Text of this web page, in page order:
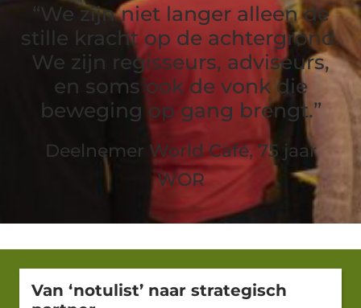
“We zijn niet langer alleen de
stille kracht op de achtergrond.
We zijn regisseurs, adviseurs,
en soms ook de vonk die
beweging op gang brengt.”
Deelnemer World Café, 75 jaar
WOR
Van ‘notulist’ naar strategisch